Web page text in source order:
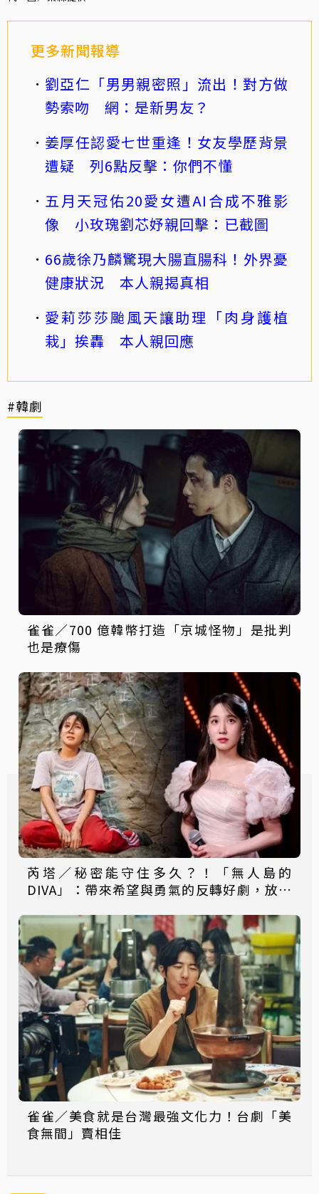
更多新聞報導
劉亞仁「男男親密照」流出！對方做
勢索吻 網：是新男友？
姜厚任認愛七世重逢！女友學歷背景
遭疑 列6點反擊：你們不懂
五月天冠佑20愛女遭AI合成不雅影
像 小玫瑰劉芯妤親回擊：已截圖
66歲徐乃麟驚現大腸直腸科！外界憂
健康狀況 本人親揭真相
愛莉莎莎颱風天讓助理「肉身護植
栽」挨轟 本人親回應
#韓劇
雀雀／700 億韓幣打造「京城怪物」是批判
也是療傷
芮塔／秘密能守住多久？！「無人島的
DIVA」：帶來希望與勇氣的反轉好劇，放手
雀雀／美食就是台灣最強文化力！台劇「美
食無間」賣相佳